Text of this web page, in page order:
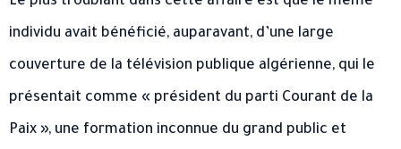
individu avait bénéficié, auparavant, d’une large
couverture de la télévision publique algérienne, qui le
présentait comme « président du parti Courant de la
Paix », une formation inconnue du grand public et